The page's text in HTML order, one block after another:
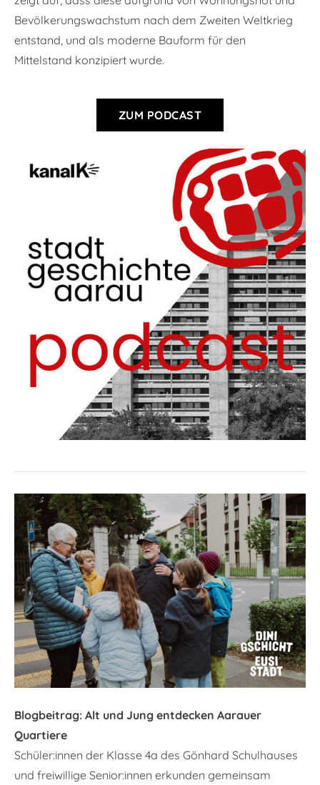
Bevölkerungswachstum nach dem Zweiten Weltkrieg
entstand, und als moderne Bauform für den
Mittelstand konzipiert wurde.
ZUM PODCAST
Blogbeitrag: Alt und Jung entdecken Aarauer
Quartiere
Schüler:innen der Klasse 4a des Gönhard Schulhauses
und freiwillige Senior:innen erkunden gemeinsam